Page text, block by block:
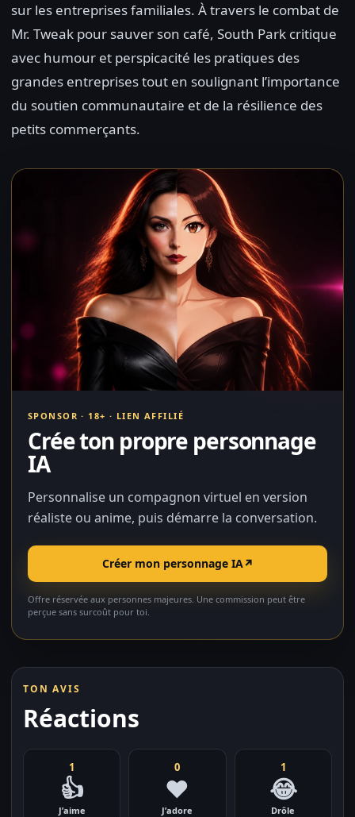
sur les entreprises familiales. À travers le combat de
Mr. Tweak pour sauver son café, South Park critique
avec humour et perspicacité les pratiques des
grandes entreprises tout en soulignant l’importance
du soutien communautaire et de la résilience des
petits commerçants.
SPONSOR · 18+ · LIEN AFFILIÉ
Crée ton propre personnage
IA
Personnalise un compagnon virtuel en version
réaliste ou anime, puis démarre la conversation.
Créer mon personnage IA↗
Offre réservée aux personnes majeures. Une commission peut être
perçue sans surcoût pour toi.
TON AVIS
Réactions
1
👍
J’aime
0
❤️
J’adore
1
😂
Drôle